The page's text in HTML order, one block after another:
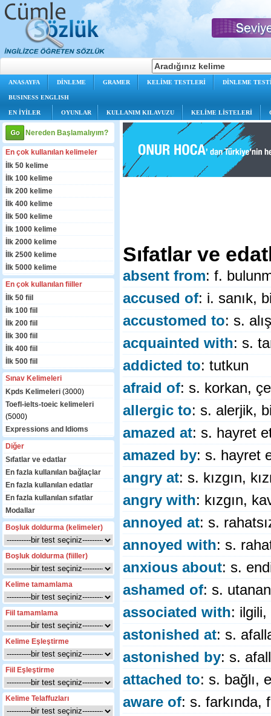
ANASAYFA DİNLEME GRAMER KELİME TESTLERİ DİNLEME
BUSINESS ENGLISH
EN İYİLER OYUNLAR KULLANIM KILAVUZU KELİME LİSTELERİ
Nereden Başlamalıyım?
En çok kullanılan kelimeler
İlk 50 kelime
İlk 100 kelime
İlk 200 kelime
İlk 400 kelime
İlk 500 kelime
İlk 1000 kelime
İlk 2000 kelime
İlk 2500 kelime
İlk 5000 kelime
En çok kullanılan fiiller
İlk 50 fiil
İlk 100 fiil
İlk 200 fiil
İlk 300 fiil
İlk 400 fiil
İlk 500 fiil
Sınav Kelimeleri
Kpds Kelimeleri (3000)
Toefl-ielts-toeic kelimeleri
(5000)
Expressions and Idioms
Diğer
Sıfatlar ve edatlar
En fazla kullanılan bağlaçlar
En fazla kullanılan edatlar
En fazla kullanılan sıfatlar
Modallar
Boşluk doldurma (kelimeler)
Boşluk doldurma (fiiller)
Kelime tamamlama
Fiil tamamlama
Kelime Eşleştirme
Fiil Eşleştirme
Kelime Telaffuzları
Sıfatlar ve
absent from: f.
accused of: i. sanık,
accustomed to: s.
acquainted with: s.
addicted to: tutkun
afraid of: s. korkan,
allergic to: s. alerjik,
amazed at: s. hayret
amazed by: s. hayret
angry at: s. kızgın,
angry with: kızgın,
annoyed at: s.
annoyed with: s.
anxious about: s.
ashamed of: s. utanan
associated with: ilgili,
astonished at: s.
astonished by: s.
attached to: s. bağlı,
aware of: s. farkında,